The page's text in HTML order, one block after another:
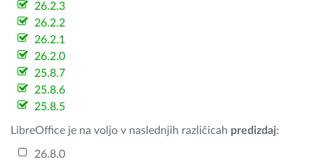
26.2.3
26.2.2
26.2.1
26.2.0
25.8.7
25.8.6
25.8.5
LibreOffice je na voljo v naslednjih različicah predizdaj:
26.8.0